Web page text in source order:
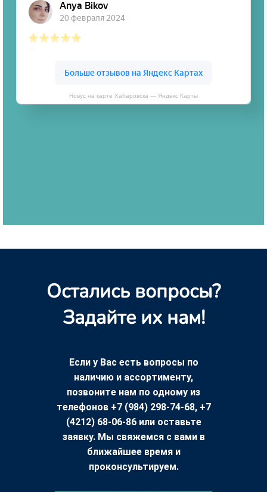
Новус на карте Хабаровска — Яндекс Карты
Остались вопросы?
Задайте их нам!
Если у Вас есть вопросы по
наличию и ассортименту,
позвоните нам по одному из
телефонов +7 (984) 298-74-68, +7
(4212) 68-06-86 или оставьте
заявку. Мы свяжемся с вами в
ближайшее время и
проконсультируем.